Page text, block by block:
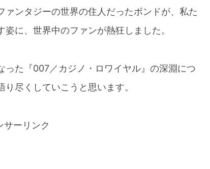
ンタジーの世界の住人だったボンドが、私た
に、世界中のファンが熱狂しました。
た『007／カジノ・ロワイヤル』の深淵につ
尽くしていこうと思います。
サーリンク